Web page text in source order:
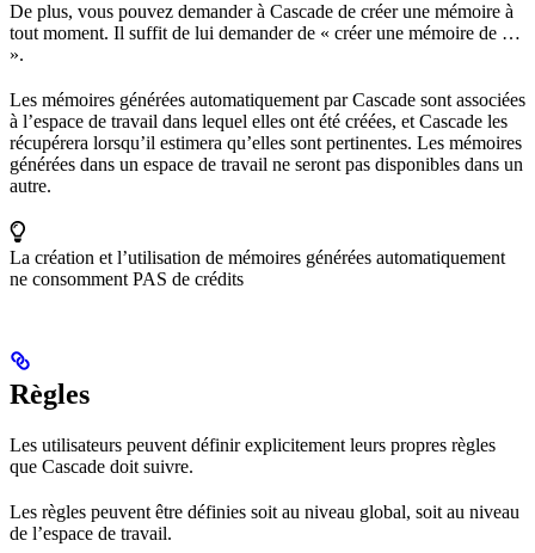
De plus, vous pouvez demander à Cascade de créer une mémoire à
tout moment. Il suffit de lui demander de « créer une mémoire de …
».
Les mémoires générées automatiquement par Cascade sont associées
à l’espace de travail dans lequel elles ont été créées, et Cascade les
récupérera lorsqu’il estimera qu’elles sont pertinentes. Les mémoires
générées dans un espace de travail ne seront pas disponibles dans un
autre.
La création et l’utilisation de mémoires générées automatiquement
ne consomment PAS de crédits
Règles
Les utilisateurs peuvent définir explicitement leurs propres règles
que Cascade doit suivre.
Les règles peuvent être définies soit au niveau global, soit au niveau
de l’espace de travail.